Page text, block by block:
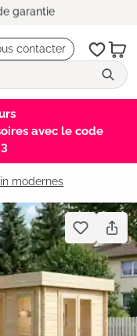
garantie
contacter
avec le code
modernes